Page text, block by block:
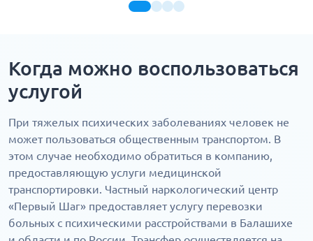
Когда можно воспользоваться
услугой
При тяжелых психических заболеваниях человек не
может пользоваться общественным транспортом. В
этом случае необходимо обратиться в компанию,
предоставляющую услуги медицинской
транспортировки. Частный наркологический центр
«Первый Шаг» предоставляет услугу перевозки
больных с психическими расстройствами в Балашихе